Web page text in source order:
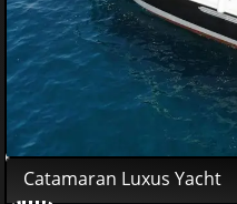
Catamaran Luxus Yacht